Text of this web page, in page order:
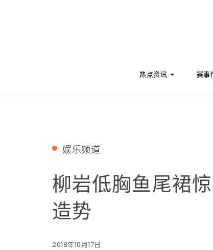
热点资讯 赛事
娱乐频道
柳岩低胸鱼尾裙
造势
2018年10月17日